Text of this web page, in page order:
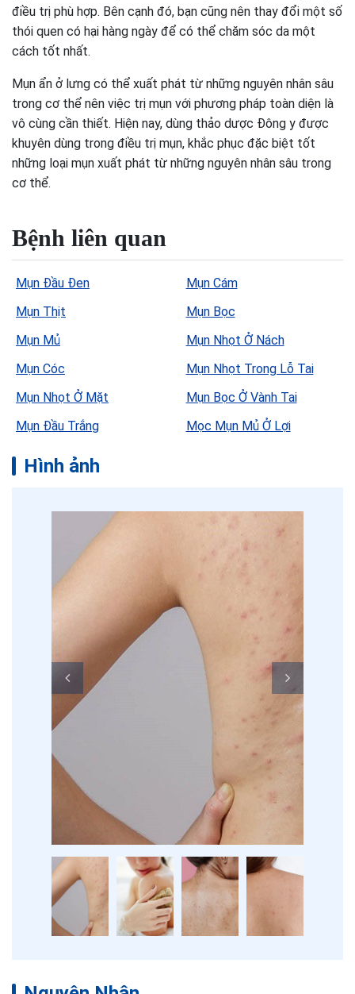
điều trị phù hợp. Bên cạnh đó, bạn cũng nên thay đổi một số
thói quen có hại hàng ngày để có thể chăm sóc da một
cách tốt nhất.
Mụn ẩn ở lưng có thể xuất phát từ những nguyên nhân sâu
trong cơ thể nên việc trị mụn với phương pháp toàn diện là
vô cùng cần thiết. Hiện nay, dùng thảo dược Đông y được
khuyên dùng trong điều trị mụn, khắc phục đặc biệt tốt
những loại mụn xuất phát từ những nguyên nhân sâu trong
cơ thể.
Bệnh liên quan
Mụn Đầu Đen
Mụn Thịt
Mụn Mủ
Mụn Cóc
Mụn Nhọt Ở Mặt
Mụn Đầu Trắng
Mụn Cám
Mụn Bọc
Mụn Nhọt Ở Nách
Mụn Nhọt Trong Lỗ Tai
Mụn Bọc Ở Vành Tai
Mọc Mụn Mủ Ở Lợi
Hình ảnh